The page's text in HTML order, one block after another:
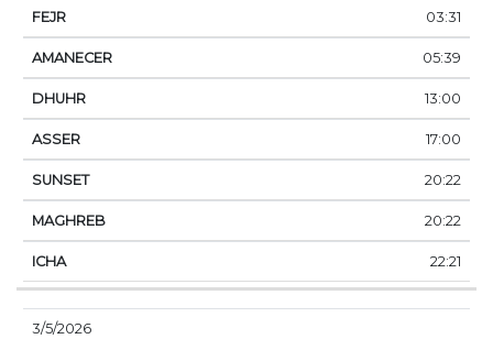
03:31
05:39
13:00
17:00
20:22
20:22
22:21
3/5/2026